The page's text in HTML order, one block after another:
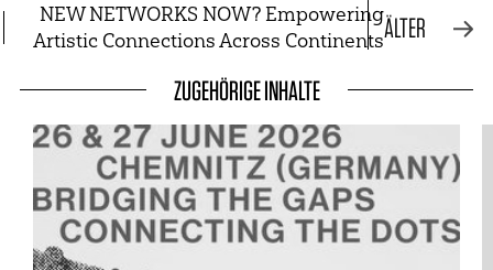
NEW NETWORKS NOW? Empowering
Artistic Connections Across ContinentsÄLTER
ZUGEHÖRIGE INHALTE